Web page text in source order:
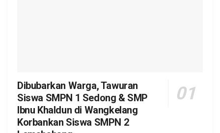
Dibubarkan Warga, Tawuran
Siswa SMPN 1 Sedong & SMP
Ibnu Khaldun di Wangkelang
Korbankan Siswa SMPN 2